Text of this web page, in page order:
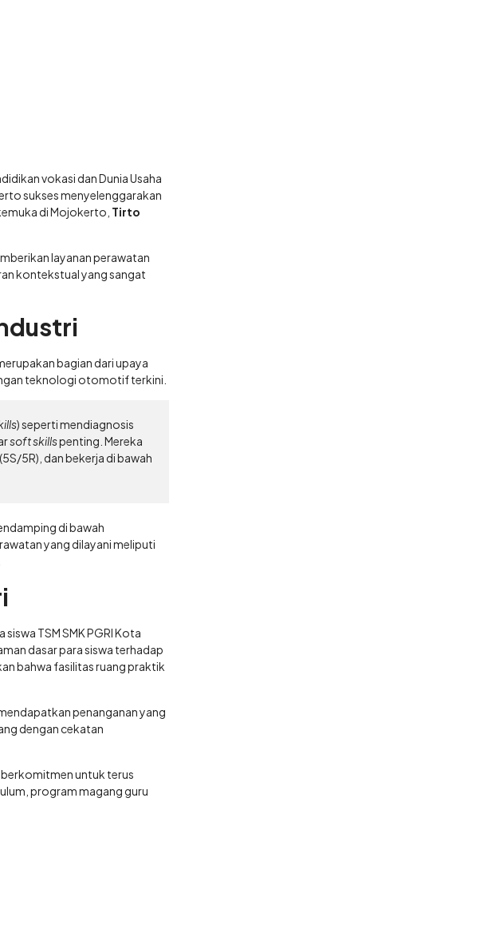
vokasi dan Dunia Usaha
sukses menyelenggarakan
di Mojokerto, Tirto
layanan perawatan
kontekstual yang sangat
bagian dari upaya
teknologi otomotif terkini.
) seperti mendiagnosis
soft skillspenting. Mereka
5R), dan bekerja di bawah
di bawah
yang dilayani meliputi
TSM SMK PGRI Kota
dasar para siswa terhadap
bahwa fasilitas ruang praktik
penanganan yang
dengan cekatan
untuk terus
program magang guru